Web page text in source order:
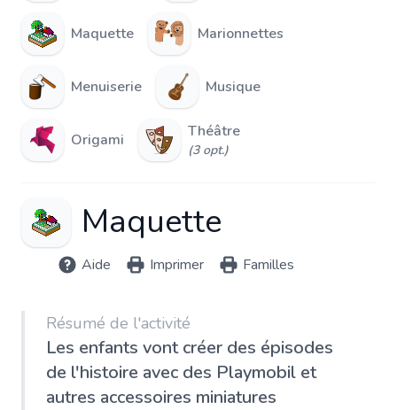
Maquette Marionnettes
Menuiserie Musique
Origami Théâtre
(3 opt.)
Maquette
Aide Imprimer Familles
Résumé de l'activité
Les enfants vont créer des épisodes
de l'histoire avec des Playmobil et
autres accessoires miniatures